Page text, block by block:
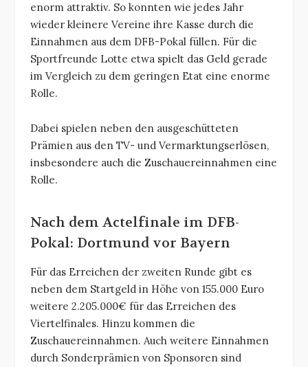
enorm attraktiv. So konnten wie jedes Jahr
wieder kleinere Vereine ihre Kasse durch die
Einnahmen aus dem DFB-Pokal füllen. Für die
Sportfreunde Lotte etwa spielt das Geld gerade
im Vergleich zu dem geringen Etat eine enorme
Rolle.
Dabei spielen neben den ausgeschütteten
Prämien aus den TV- und Vermarktungserlösen,
insbesondere auch die Zuschauereinnahmen eine
Rolle.
Nach dem Actelfinale im DFB-
Pokal: Dortmund vor Bayern
Für das Erreichen der zweiten Runde gibt es
neben dem Startgeld in Höhe von 155.000 Euro
weitere 2.205.000€ für das Erreichen des
Viertelfinales. Hinzu kommen die
Zuschauereinnahmen. Auch weitere Einnahmen
durch Sonderprämien von Sponsoren sind